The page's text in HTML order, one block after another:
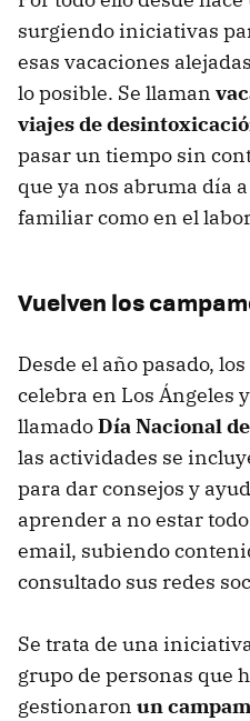
surgiendo iniciativas
esas vacaciones
lo posible. Se llaman
viajes de
pasar un tiempo sin
que ya nos abruma día
familiar como en el
Vuelven los
Desde el año pasado,
celebra en Los Ángeles
llamadoDía Nacional
las actividades se
para dar consejos y
aprender a no estar
email, subiendo
consultado sus redes
Se trata de una
grupo de personas que
gestionaron un